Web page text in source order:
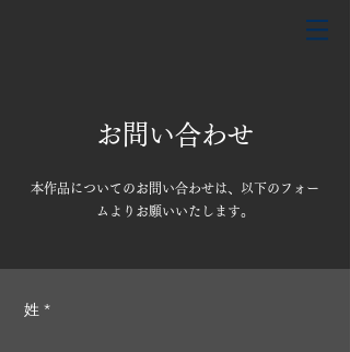
​お問い合わせ
​本作品についてのお問い合わせは、以下のフォー
ムよりお願いいたします。
姓